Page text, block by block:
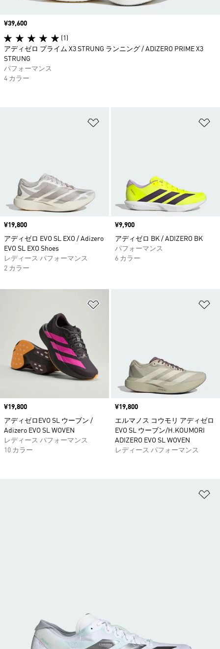
価格
¥19,800
アディゼロ EVO SL EXO / Adizero
EVO SL EXO Shoes
レディース パフォーマンス
2 カラー
価格
¥9,900
アディゼロ BK / ADIZERO BK
パフォーマンス
6 カラー
価格
¥19,800
アディゼロEVO SL ウーブン /
Adizero EVO SL WOVEN
レディース パフォーマンス
10 カラー
価格
¥19,800
エルマノス コウモリ アディゼロ
EVO SL ウーブン/H.KOUMORI
ADIZERO EVO SL WOVEN
レディース パフォーマンス
価格
¥39,600
(1)
アディゼロ プライム X3 STRUNG ランニング / ADIZERO PRIME X3
STRUNG
パフォーマンス
4 カラー